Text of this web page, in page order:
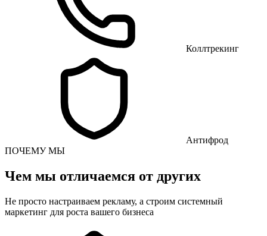
Коллтрекинг
Антифрод
ПОЧЕМУ МЫ
Чем мы отличаемся от других
Не просто настраиваем рекламу, а строим системный
маркетинг для роста вашего бизнеса